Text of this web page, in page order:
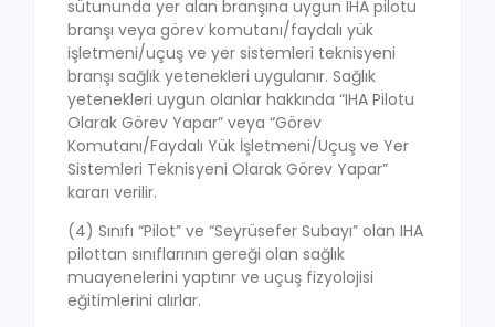
sütununda yer alan branşına uygun IHA pilotu
branşı veya görev komutanı/faydalı yük
işletmeni/uçuş ve yer sistemleri teknisyeni
branşı sağlık yetenekleri uygulanır. Sağlık
yetenekleri uygun olanlar hakkında “IHA Pilotu
Olarak Görev Yapar” veya “Görev
Komutanı/Faydalı Yük İşletmeni/Uçuş ve Yer
Sistemleri Teknisyeni Olarak Görev Yapar”
kararı verilir.
(4) Sınıfı “Pilot” ve “Seyrüsefer Subayı” olan IHA
pilottan sınıflarının gereği olan sağlık
muayenelerini yaptınr ve uçuş fizyolojisi
eğitimlerini alırlar.